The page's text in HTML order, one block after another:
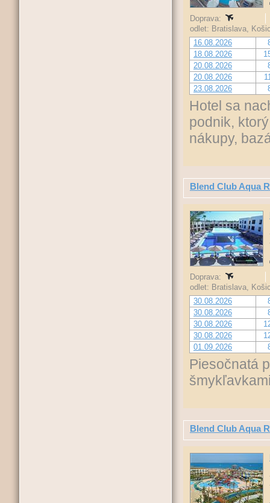
Doprava:
odlet: Bratislava,
16.08.2026
18.08.2026
20.08.2026
20.08.2026
23.08.2026
Hotel sa
podnik,
nákupy,
Blend Club Aqua
Doprava:
odlet: Bratislava,
30.08.2026
30.08.2026
30.08.2026
30.08.2026
01.09.2026
Piesočnatá
Blend Club Aqua